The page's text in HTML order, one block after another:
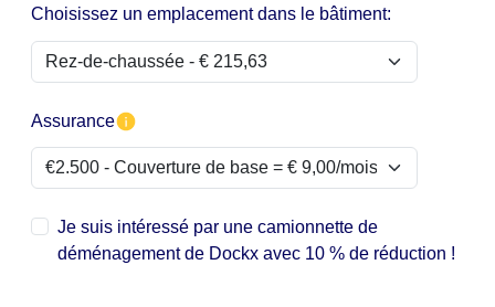
Choisissez un emplacement dans le bâtiment:
Assurance
Je suis intéressé par une camionnette de
déménagement de Dockx avec 10 % de réduction !